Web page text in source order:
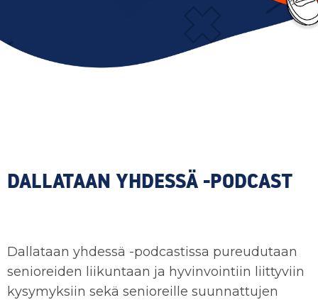
DALLATAAN YHDESSÄ -PODCAST
Dallataan yhdessä -podcastissa pureudutaan
senioreiden liikuntaan ja hyvinvointiin liittyviin
kysymyksiin sekä senioreille suunnattujen